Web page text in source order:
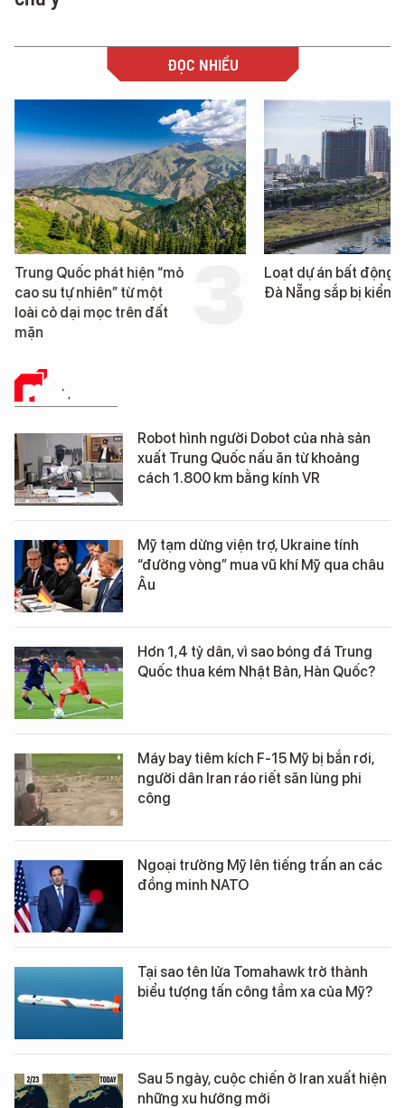
ĐỌC NHIỀU
Trung Quốc phát hiện “mỏ
cao su tự nhiên” từ một
loài cỏ dại mọc trên đất
mặn
Loạt dự án bất động
Đà Nẵng sắp bị kiểm
PHÂN TÍCH
Robot hình người Dobot của nhà sản
xuất Trung Quốc nấu ăn từ khoảng
cách 1.800 km bằng kính VR
Mỹ tạm dừng viện trợ, Ukraine tính
“đường vòng” mua vũ khí Mỹ qua châu
Âu
Hơn 1,4 tỷ dân, vì sao bóng đá Trung
Quốc thua kém Nhật Bản, Hàn Quốc?
Máy bay tiêm kích F-15 Mỹ bị bắn rơi,
người dân Iran ráo riết săn lùng phi
công
Ngoại trưởng Mỹ lên tiếng trấn an các
đồng minh NATO
Tại sao tên lửa Tomahawk trở thành
biểu tượng tấn công tầm xa của Mỹ?
Sau 5 ngày, cuộc chiến ở Iran xuất hiện
những xu hướng mới